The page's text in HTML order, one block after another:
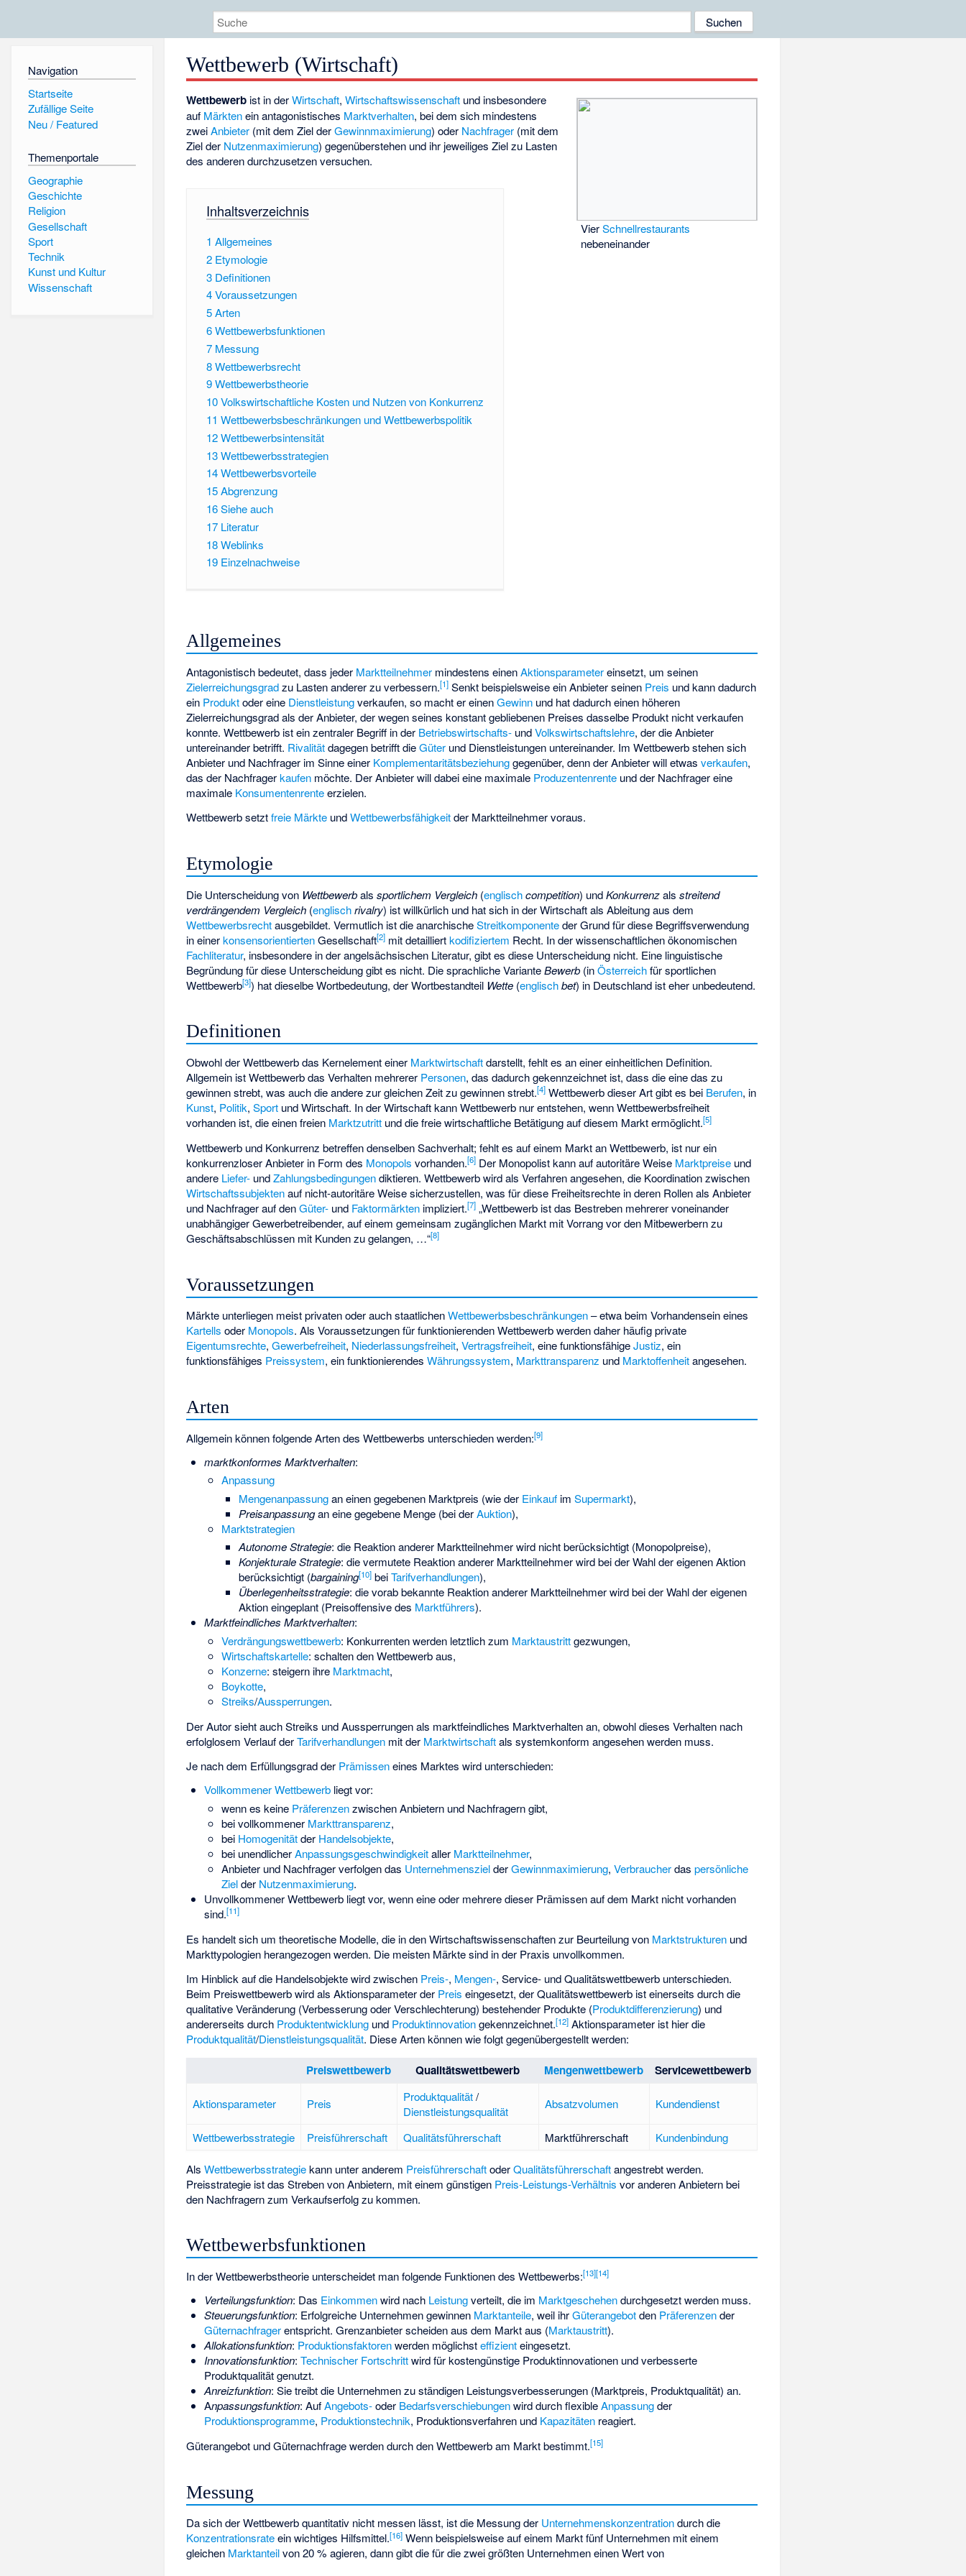
Navigation
Startseite
Zufällige Seite
Neu / Featured
Themenportale
Geographie
Geschichte
Religion
Gesellschaft
Sport
Technik
Kunst und Kultur
Wissenschaft
Wettbewerb (Wirtschaft)
VierSchnellrestaurants
nebeneinander
Wettbewerb ist in derWirtschaft,Wirtschaftswissenschaft und insbesondere
auf Märktenein antagonistisches Marktverhalten, bei dem sich mindestens
zweiAnbieter (mit dem Ziel derGewinnmaximierung) oder Nachfrager (mit dem
Ziel der Nutzenmaximierung) gegenüberstehen und ihr jeweiliges Ziel zu Lasten
des anderen durchzusetzen versuchen.
Inhaltsverzeichnis
1 Allgemeines
2 Etymologie
3 Definitionen
4Voraussetzungen
5Arten
6Wettbewerbsfunktionen
7 Messung
8Wettbewerbsrecht
9Wettbewerbstheorie
10Volkswirtschaftliche Kosten und Nutzen von Konkurrenz
11 Wettbewerbsbeschränkungen und Wettbewerbspolitik
12Wettbewerbsintensität
13Wettbewerbsstrategien
14Wettbewerbsvorteile
15Abgrenzung
16Siehe auch
17 Literatur
18Weblinks
19 Einzelnachweise
Allgemeines
Antagonistisch bedeutet, dass jeder Marktteilnehmer mindestens einenAktionsparametereinsetzt, um seinen
Zielerreichungsgradzu Lasten anderer zu verbessern.[1] Senkt beispielsweise ein Anbieter seinen Preis und kann dadurch
ein Produktoder eine Dienstleistungverkaufen, so macht er einenGewinn und hat dadurch einen höheren
Zielerreichungsgrad als der Anbieter, der wegen seines konstant gebliebenen Preises dasselbe Produkt nicht verkaufen
konnte. Wettbewerb ist ein zentraler Begriff in der Betriebswirtschafts- undVolkswirtschaftslehre, der die Anbieter
untereinander betrifft. Rivalitätdagegen betrifft dieGüter und Dienstleistungen untereinander. Im Wettbewerb stehen sich
Anbieter und Nachfrager im Sinne einer Komplementaritätsbeziehunggegenüber, denn der Anbieter will etwasverkaufen,
das der Nachfragerkaufen möchte. Der Anbieter will dabei eine maximale Produzentenrente und der Nachfrager eine
maximale Konsumentenrenteerzielen.
Wettbewerb setztfreie Märkte undWettbewerbsfähigkeitder Marktteilnehmer voraus.
Etymologie
Die Unterscheidung von Wettbewerbalssportlichem Vergleich (englisch competition) undKonkurrenzalsstreitend
verdrängendem Vergleich (englisch rivalry) ist willkürlich und hat sich in der Wirtschaft als Ableitung aus dem
Wettbewerbsrechtausgebildet. Vermutlich ist die anarchischeStreitkomponenteder Grund für diese Begriffsverwendung
in einerkonsensorientiertenGesellschaft[2] mit detailliertkodifiziertem Recht. In der wissenschaftlichen ökonomischen
Fachliteratur, insbesondere in der angelsächsischen Literatur, gibt es diese Unterscheidung nicht. Eine linguistische
Begründung für diese Unterscheidung gibt es nicht. Die sprachliche VarianteBewerb (inÖsterreichfür sportlichen
Wettbewerb[3]) hat dieselbe Wortbedeutung, der Wortbestandteil Wette (englisch bet) in Deutschland ist eher unbedeutend.
Definitionen
Obwohl der Wettbewerb das Kernelement einer Marktwirtschaftdarstellt, fehlt es an einer einheitlichen Definition.
Allgemein ist Wettbewerb das Verhalten mehrerer Personen, das dadurch gekennzeichnet ist, dass die eine das zu
gewinnen strebt, was auch die andere zur gleichen Zeit zu gewinnen strebt.[4] Wettbewerb dieser Art gibt es bei Berufen, in
Kunst, Politik,Sport und Wirtschaft. In der Wirtschaft kann Wettbewerb nur entstehen, wennWettbewerbsfreiheit
vorhanden ist, die einen freien Marktzutritt und die freie wirtschaftliche Betätigung auf diesem Markt ermöglicht.[5]
Wettbewerb und Konkurrenz betreffen denselben Sachverhalt; fehlt es auf einem Markt an Wettbewerb, ist nur ein
konkurrenzloser Anbieter in Form des Monopols vorhanden.[6] Der Monopolist kann auf autoritäre Weise Marktpreise und
andere Liefer- undZahlungsbedingungendiktieren. Wettbewerb wird als Verfahren angesehen, die Koordination zwischen
Wirtschaftssubjektenauf nicht-autoritäre Weise sicherzustellen, was für diese Freiheitsrechte in deren Rollen als Anbieter
und Nachfrager auf denGüter- und Faktormärkten impliziert.[7] „Wettbewerb ist das Bestreben mehrerer voneinander
unabhängiger Gewerbetreibender, auf einem gemeinsam zugänglichen Markt mit Vorrang vor den Mitbewerbern zu
Geschäftsabschlüssen mit Kunden zu gelangen, …“[8]
Voraussetzungen
Märkte unterliegen meist privaten oder auch staatlichenWettbewerbsbeschränkungen– etwa beim Vorhandensein eines
Kartells oder Monopols. Als Voraussetzungen für funktionierenden Wettbewerb werden daher häufig private
Eigentumsrechte,Gewerbefreiheit, Niederlassungsfreiheit,Vertragsfreiheit, eine funktionsfähigeJustiz, ein
funktionsfähiges Preissystem, ein funktionierendesWährungssystem, Markttransparenz und Marktoffenheitangesehen.
Arten
Allgemein können folgende Arten des Wettbewerbs unterschieden werden:[9]
marktkonformes Marktverhalten:
Anpassung
Mengenanpassungan einen gegebenen Marktpreis (wie der Einkauf imSupermarkt),
Preisanpassungan eine gegebene Menge (bei derAuktion),
Marktstrategien
Autonome Strategie: die Reaktion anderer Marktteilnehmer wird nicht berücksichtigt (Monopolpreise),
Konjekturale Strategie: die vermutete Reaktion anderer Marktteilnehmer wird bei der Wahl der eigenen Aktion
berücksichtigt (bargaining[10] beiTarifverhandlungen),
Überlegenheitsstrategie: die vorab bekannte Reaktion anderer Marktteilnehmer wird bei der Wahl der eigenen
Aktion eingeplant (Preisoffensive des Marktführers).
Marktfeindliches Marktverhalten:
Verdrängungswettbewerb: Konkurrenten werden letztlich zum Marktaustrittgezwungen,
Wirtschaftskartelle: schalten den Wettbewerb aus,
Konzerne: steigern ihre Marktmacht,
Boykotte,
Streiks/Aussperrungen.
Der Autor sieht auch Streiks und Aussperrungen als marktfeindliches Marktverhalten an, obwohl dieses Verhalten nach
erfolglosem Verlauf derTarifverhandlungen mit der Marktwirtschaftals systemkonform angesehen werden muss.
Je nach dem Erfüllungsgrad der Prämisseneines Marktes wird unterschieden:
Vollkommener Wettbewerbliegt vor:
wenn es keine Präferenzenzwischen Anbietern und Nachfragern gibt,
bei vollkommener Markttransparenz,
bei Homogenitätder Handelsobjekte,
bei unendlicherAnpassungsgeschwindigkeitaller Marktteilnehmer,
Anbieter und Nachfrager verfolgen das UnternehmenszielderGewinnmaximierung, Verbraucherdas persönliche
Zielder Nutzenmaximierung.
Unvollkommener Wettbewerbliegt vor, wenn eine oder mehrere dieser Prämissen auf dem Markt nicht vorhanden
sind.[11]
Es handelt sich um theoretische Modelle, die in den Wirtschaftswissenschaften zur Beurteilung von Marktstrukturen und
Markttypologien herangezogen werden. Die meisten Märkte sind in der Praxis unvollkommen.
Im Hinblick auf die Handelsobjekte wird zwischen Preis-, Mengen-,Service- undQualitätswettbewerb unterschieden.
Beim Preiswettbewerb wird als Aktionsparameter der Preis eingesetzt, der Qualitätswettbewerb ist einerseits durch die
qualitative Veränderung (Verbesserung oder Verschlechterung) bestehender Produkte (Produktdifferenzierung) und
andererseits durch Produktentwicklung und Produktinnovationgekennzeichnet.[12] Aktionsparameter ist hier die
Produktqualität/Dienstleistungsqualität. Diese Arten können wie folgt gegenübergestellt werden:
Preiswettbewerb Qualitätswettbewerb Mengenwettbewerb Servicewettbewerb
Aktionsparameter Preis Produktqualität/
Dienstleistungsqualität
Absatzvolumen Kundendienst
Wettbewerbsstrategie Preisführerschaft Qualitätsführerschaft Marktführerschaft Kundenbindung
AlsWettbewerbsstrategiekann unter anderem PreisführerschaftoderQualitätsführerschaftangestrebt werden.
Preisstrategie ist das Streben von Anbietern, mit einem günstigen Preis-Leistungs-Verhältnis vor anderen Anbietern bei
den Nachfragern zum Verkaufserfolg zu kommen.
Wettbewerbsfunktionen
In der Wettbewerbstheorie unterscheidet man folgende Funktionen des Wettbewerbs:[13][14]
Verteilungsfunktion: Das Einkommenwird nach Leistungverteilt, die im Marktgeschehendurchgesetzt werden muss.
Steuerungsfunktion: Erfolgreiche Unternehmen gewinnen Marktanteile, weil ihrGüterangebotden Präferenzender
Güternachfragerentspricht. Grenzanbieterscheiden aus dem Markt aus (Marktaustritt).
Allokationsfunktion: Produktionsfaktorenwerden möglichsteffizienteingesetzt.
Innovationsfunktion: Technischer Fortschrittwird für kostengünstige Produktinnovationen und verbesserte
Produktqualität genutzt.
Anreizfunktion: Sie treibt die Unternehmen zu ständigen Leistungsverbesserungen (Marktpreis, Produktqualität) an.
Anpassungsfunktion: AufAngebots-oder Bedarfsverschiebungenwird durch flexibleAnpassungder
Produktionsprogramme, Produktionstechnik, Produktionsverfahren und Kapazitätenreagiert.
Güterangebot und Güternachfrage werden durch den Wettbewerb am Markt bestimmt.[15]
Messung
Da sich der Wettbewerb quantitativ nicht messen lässt, ist die Messung der Unternehmenskonzentrationdurch die
Konzentrationsrateein wichtiges Hilfsmittel.[16] Wenn beispielsweise auf einem Markt fünf Unternehmen mit einem
gleichen Marktanteilvon 20 % agieren, dann gibt diefür die zwei größten Unternehmen einen Wert von